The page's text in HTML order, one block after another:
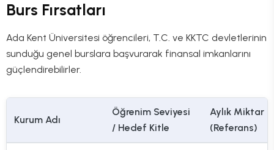
Burs Fırsatları
Ada Kent Üniversitesi öğrencileri, T.C. ve KKTC devletlerinin
sunduğu genel burslara başvurarak finansal imkanlarını
güçlendirebilirler.
Kurum Adı
Öğrenim Seviyesi
/ Hedef Kitle
Aylık Miktar
(Referans)